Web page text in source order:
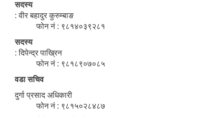
सदस्य
: वीर बहादुर कुरुम्बाङ
फोन नं : ९८१४०३९२८१
सदस्य
: दिपेन्द्र पाख्रिन
फोन नं : ९८१८९०७०८५
वडा सचिव
दुर्गा प्रसाद अधिकारी
फोन नं : ९८१५०२८४८७